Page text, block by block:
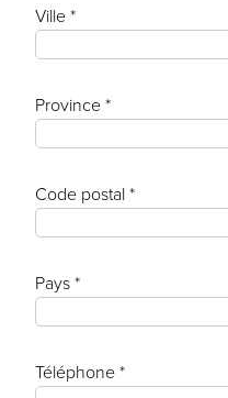
Ville *
Province *
Code postal *
Pays *
Téléphone *